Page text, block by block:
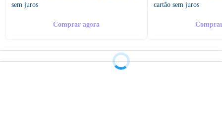
sem juros
Comprar agora
cartão sem juros